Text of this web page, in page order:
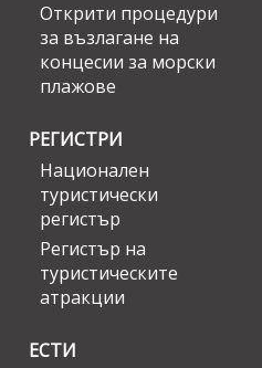
Открити процедури
за възлагане на
концесии за морски
плажове
РЕГИСТРИ
Национален
туристически
регистър
Регистър на
туристическите
атракции
ЕСТИ